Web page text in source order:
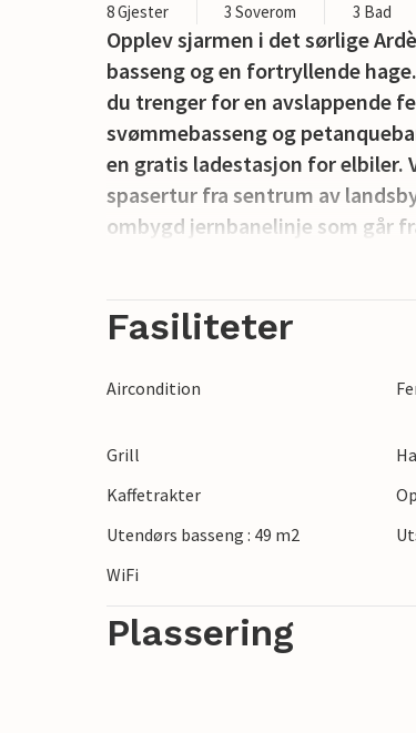
8 Gjester 3 Soverom 3 Bad
Opplev sjarmen i det sørlige
basseng og en fortryllende
du trenger for en avslappende
svømmebasseng og
en gratis ladestasjon for elbiler.
spasertur fra sentrum av
ombygd jernbanelinje som går
sykkelsti. Du finner også flere
Fasiliteter
Aircondition
Grill
Kaffetrakter
Utendørs basseng : 49 m2
WiFi
Plassering